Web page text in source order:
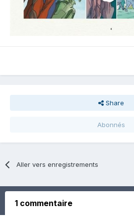
Share
Abonnés
Aller vers enregistrements
1 commentaire